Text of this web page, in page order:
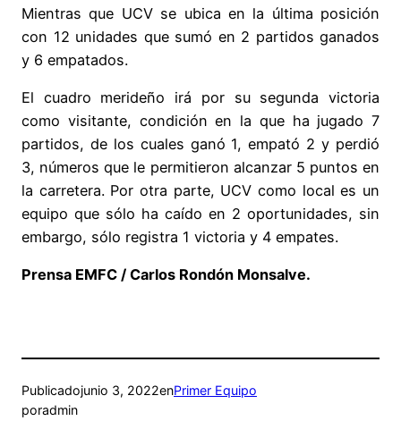
Mientras que UCV se ubica en la última posición
con 12 unidades que sumó en 2 partidos ganados
y 6 empatados.
El cuadro merideño irá por su segunda victoria
como visitante, condición en la que ha jugado 7
partidos, de los cuales ganó 1, empató 2 y perdió
3, números que le permitieron alcanzar 5 puntos en
la carretera. Por otra parte, UCV como local es un
equipo que sólo ha caído en 2 oportunidades, sin
embargo, sólo registra 1 victoria y 4 empates.
Prensa EMFC / Carlos Rondón Monsalve.
Publicadojunio 3, 2022enPrimer Equipo
poradmin